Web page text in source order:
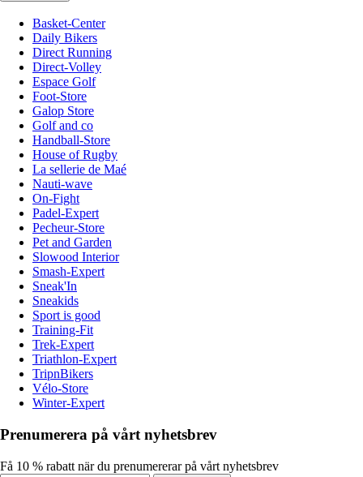
Basket-Center
Daily Bikers
Direct Running
Direct-Volley
Espace Golf
Foot-Store
Galop Store
Golf and co
Handball-Store
House of Rugby
La sellerie de Maé
Nauti-wave
On-Fight
Padel-Expert
Pecheur-Store
Pet and Garden
Slowood Interior
Smash-Expert
Sneak'In
Sneakids
Sport is good
Training-Fit
Trek-Expert
Triathlon-Expert
TripnBikers
Vélo-Store
Winter-Expert
Prenumerera på vårt nyhetsbrev
Få 10 % rabatt när du prenumererar på vårt nyhetsbrev